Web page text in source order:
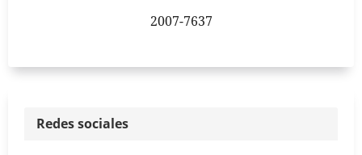
2007-7637
Redes sociales